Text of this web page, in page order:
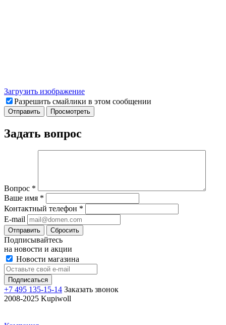
Загрузить изображение
Разрешить смайлики в этом сообщении
Задать вопрос
Вопрос *
Ваше имя *
Контактный телефон *
E-mail
Отправить Сбросить
Подписывайтесь
на новости и акции
Новости магазина
+7 495 135-15-14 Заказать звонок
2008-2025 Kupiwoll